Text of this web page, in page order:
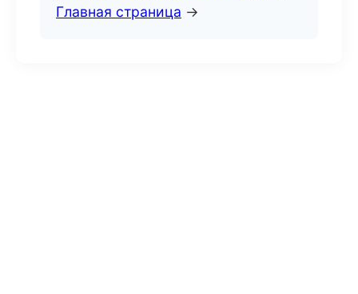
Главная страница →